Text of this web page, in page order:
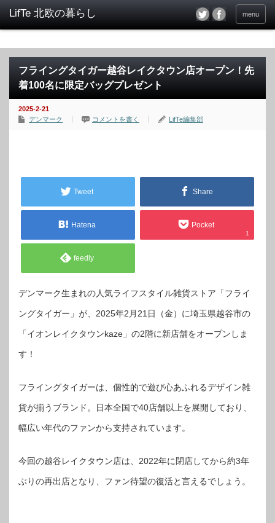
menu
フライングタイガー越谷レイクタウン店オープン！先
着100名に限定バッグプレゼント
2025-2-21
デンマーク
コメントを書く LifTe編集部
Tweet Share
Hatena Pocket
1
feedly
デンマーク生まれの人気ライフスタイル雑貨ストア「フライ
ングタイガー」が、2025年2月21日（金）に埼玉県越谷市の
「イオンレイクタウンkaze」の2階に新店舗をオープンしま
す！
フライングタイガーは、個性的で遊び心あふれるデザイン雑
貨が揃うブランド。日本全国で40店舗以上を展開しており、
幅広い年代のファンから支持されています。
今回の越谷レイクタウン店は、2022年に閉店してから約3年
ぶりの再出店となり、ファン待望の復活と言えるでしょう。